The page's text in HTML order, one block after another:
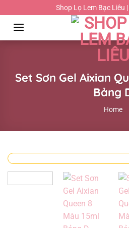
đến
dung
Shop Lọ Lem Bạc Liêu
Set Sơn Gel Aixian
Bảng
Home